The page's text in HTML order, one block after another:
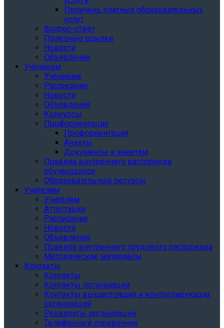
Перечень платных образовательных
услуг
Вопрос-ответ
Полезные ссылки
Новости
Объявления
Ученикам
Ученикам
Расписание
Новости
Объявления
Конкурсы
Профориентация
Профориентация
Анкеты
Документы к анкетам
Правила внутреннего распорядка
обучающихся
Образовательные ресурсы
Учителям
Учителям
Аттестации
Расписание
Новости
Объявления
Правила внутреннего трудового распорядка
Методические материалы
Контакты
Контакты
Контакты организации
Контакты вышестоящих и контролирующих
организаций
Реквизиты организации
Телефонный справочник